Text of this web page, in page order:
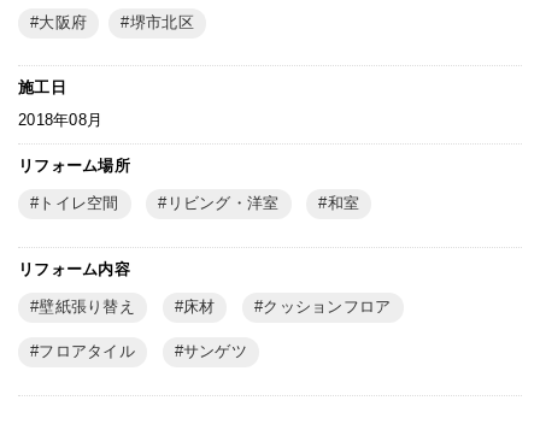
大阪府 堺市北区
施工日
2018年08月
リフォーム場所
トイレ空間 リビング・洋室 和室
リフォーム内容
壁紙張り替え 床材 クッションフロア
フロアタイル サンゲツ